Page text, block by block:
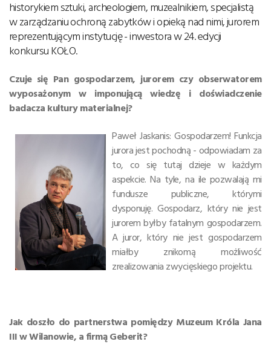
historykiem sztuki, archeologiem, muzealnikiem, specjalistą
w zarządzaniu ochroną zabytków i opieką nad nimi, jurorem
reprezentującym instytucję - inwestora w 24. edycji
konkursu KOŁO.
Czuje się Pan gospodarzem, jurorem czy obserwatorem
wyposażonym w imponującą wiedzę i doświadczenie
badacza kultury materialnej?
Paweł Jaskanis: Gospodarzem! Funkcja
jurora jest pochodną - odpowiadam za
to, co się tutaj dzieje w każdym
aspekcie. Na tyle, na ile pozwalają mi
fundusze publiczne, którymi
dysponuję. Gospodarz, który nie jest
jurorem byłby fatalnym gospodarzem.
A juror, który nie jest gospodarzem
miałby znikomą możliwość
zrealizowania zwycięskiego projektu.
Jak doszło do partnerstwa pomiędzy Muzeum Króla Jana
III w Wilanowie, a firmą Geberit?